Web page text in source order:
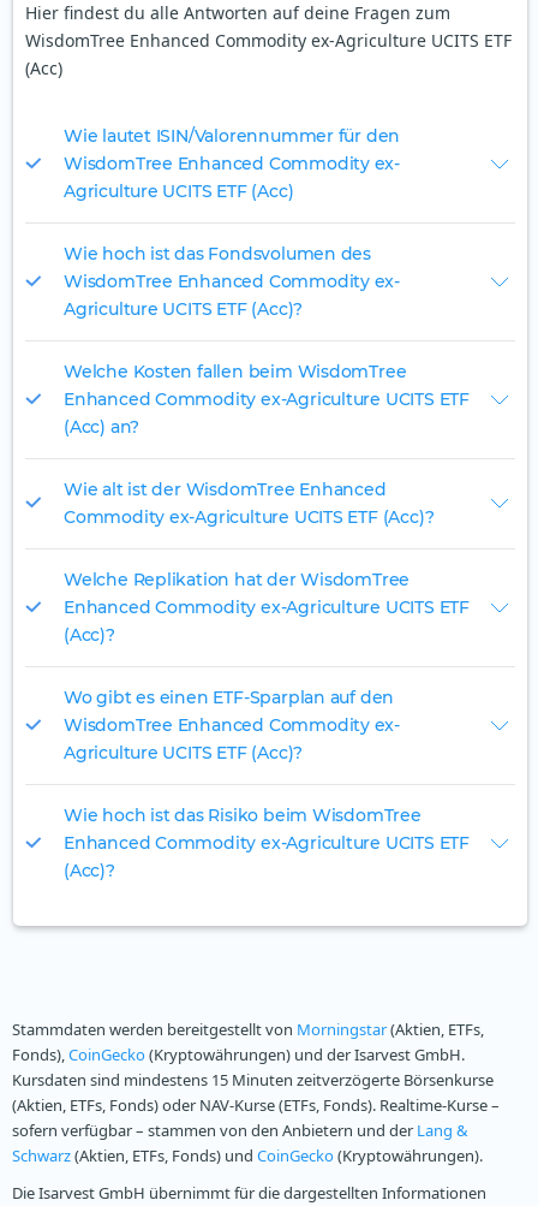
Hier findest du alle Antworten auf deine Fragen zum
WisdomTree Enhanced Commodity ex-Agriculture UCITS ETF
(Acc)
Wie lautet ISIN/Valorennummer für den
WisdomTree Enhanced Commodity ex-
Agriculture UCITS ETF (Acc)
Wie hoch ist das Fondsvolumen des
WisdomTree Enhanced Commodity ex-
Agriculture UCITS ETF (Acc)?
Welche Kosten fallen beim WisdomTree
Enhanced Commodity ex-Agriculture UCITS ETF
(Acc) an?
Wie alt ist der WisdomTree Enhanced
Commodity ex-Agriculture UCITS ETF (Acc)?
Welche Replikation hat der WisdomTree
Enhanced Commodity ex-Agriculture UCITS ETF
(Acc)?
Wo gibt es einen ETF-Sparplan auf den
WisdomTree Enhanced Commodity ex-
Agriculture UCITS ETF (Acc)?
Wie hoch ist das Risiko beim WisdomTree
Enhanced Commodity ex-Agriculture UCITS ETF
(Acc)?
Stammdaten werden bereitgestellt von Morningstar(Aktien, ETFs,
Fonds),CoinGecko(Kryptowährungen) und der Isarvest GmbH.
Kursdaten sind mindestens 15 Minuten zeitverzögerte Börsenkurse
(Aktien, ETFs, Fonds) oder NAV-Kurse (ETFs, Fonds). Realtime-Kurse –
sofern verfügbar – stammen von den Anbietern und der Lang &
Schwarz(Aktien, ETFs, Fonds) und CoinGecko(Kryptowährungen).
Die Isarvest GmbH übernimmt für die dargestellten Informationen